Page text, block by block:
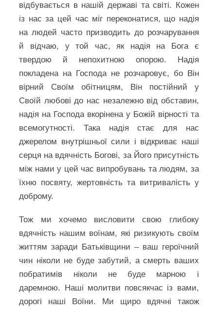
відбувається в нашій державі та світі. Кожен
із нас за цей час міг переконатися, що надія
на людей часто призводить до розчарування
й відчаю, у той час, як надія на Бога є
твердою й непохитною опорою. Надія
покладена на Господа не розчаровує, бо Він
вірний Своїм обітницям, Він постійний у
Своїй любові до нас незалежно від обставин,
надія на Господа вкорінена у Божій вірності та
всемогутності. Така надія стає для нас
джерелом внутрішньої сили і відкриває наші
серця на вдячність Богові, за Його присутність
між нами у цей час випробувань та людям, за
їхню посвяту, жертовність та витривалість у
доброму.
Тож ми хочемо висловити свою глибоку
вдячність нашим воїнам, які ризикують своїм
життям заради Батьківщини – ваш героїчний
чин ніколи не буде забутий, а смерть ваших
побратимів ніколи не буде марною і
даремною. Наші молитви повсякчас із вами,
дорогі наші Воїни. Ми щиро вдячні також